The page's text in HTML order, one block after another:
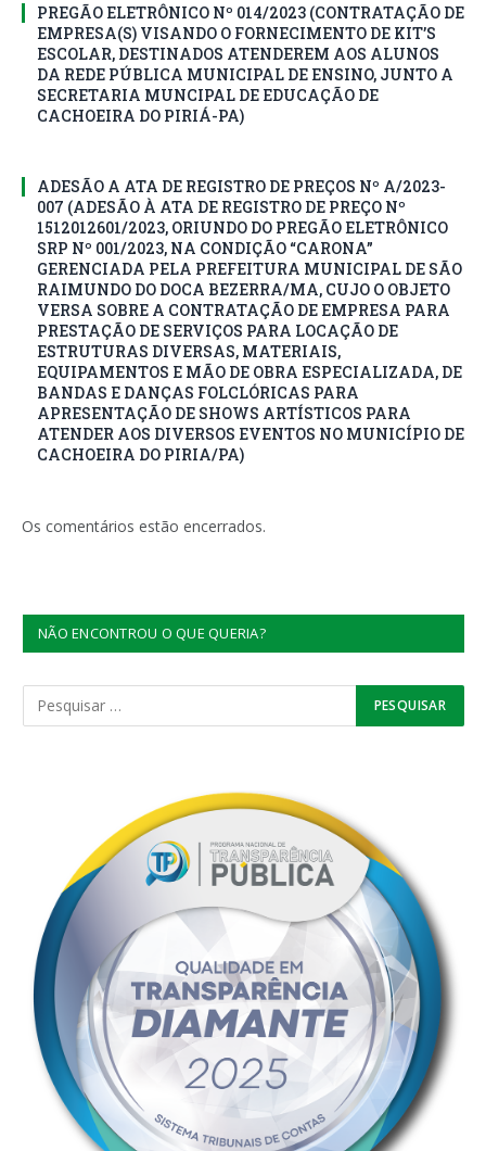
PREGÃO ELETRÔNICO Nº 014/2023 (CONTRATAÇÃO DE
EMPRESA(S) VISANDO O FORNECIMENTO DE KIT’S
ESCOLAR, DESTINADOS ATENDEREM AOS ALUNOS
DA REDE PÚBLICA MUNICIPAL DE ENSINO, JUNTO A
SECRETARIA MUNCIPAL DE EDUCAÇÃO DE
CACHOEIRA DO PIRIÁ-PA)
ADESÃO A ATA DE REGISTRO DE PREÇOS Nº A/2023-
007 (ADESÃO À ATA DE REGISTRO DE PREÇO Nº
1512012601/2023, ORIUNDO DO PREGÃO ELETRÔNICO
SRP Nº 001/2023, NA CONDIÇÃO “CARONA”
GERENCIADA PELA PREFEITURA MUNICIPAL DE SÃO
RAIMUNDO DO DOCA BEZERRA/MA, CUJO O OBJETO
VERSA SOBRE A CONTRATAÇÃO DE EMPRESA PARA
PRESTAÇÃO DE SERVIÇOS PARA LOCAÇÃO DE
ESTRUTURAS DIVERSAS, MATERIAIS,
EQUIPAMENTOS E MÃO DE OBRA ESPECIALIZADA, DE
BANDAS E DANÇAS FOLCLÓRICAS PARA
APRESENTAÇÃO DE SHOWS ARTÍSTICOS PARA
ATENDER AOS DIVERSOS EVENTOS NO MUNICÍPIO DE
CACHOEIRA DO PIRIA/PA)
Os comentários estão encerrados.
NÃO ENCONTROU O QUE QUERIA?